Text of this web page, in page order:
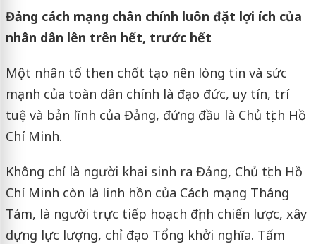
Đảng cách mạng chân chính luôn đặt lợi ích của
nhân dân lên trên hết, trước hết
Một nhân tố then chốt tạo nên lòng tin và sức
mạnh của toàn dân chính là đạo đức, uy tín, trí
tuệ và bản lĩnh của Đảng, đứng đầu là Chủ tịch Hồ
Chí Minh.
Không chỉ là người khai sinh ra Đảng, Chủ tịch Hồ
Chí Minh còn là linh hồn của Cách mạng Tháng
Tám, là người trực tiếp hoạch định chiến lược, xây
dựng lực lượng, chỉ đạo Tổng khởi nghĩa. Tấm